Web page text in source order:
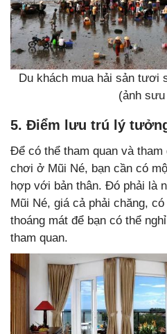
Du khách mua hải sản tươi
(ảnh
5. Điểm lưu trú lý
Để có thể tham quan và tham
chơi ở Mũi Né, bạn cần có
hợp với bản thân. Đó phải là
Mũi Né, giá cả phải chăng,
thoáng mát để bạn có thể
tham quan.